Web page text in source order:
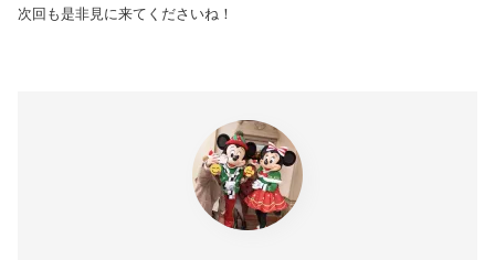
次回も是非見に来てくださいね！